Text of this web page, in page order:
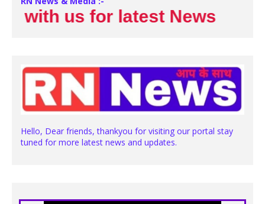
us for latest News
Hello, Dear friends, thankyou for visiting our portal stay
tuned for more latest news and updates.